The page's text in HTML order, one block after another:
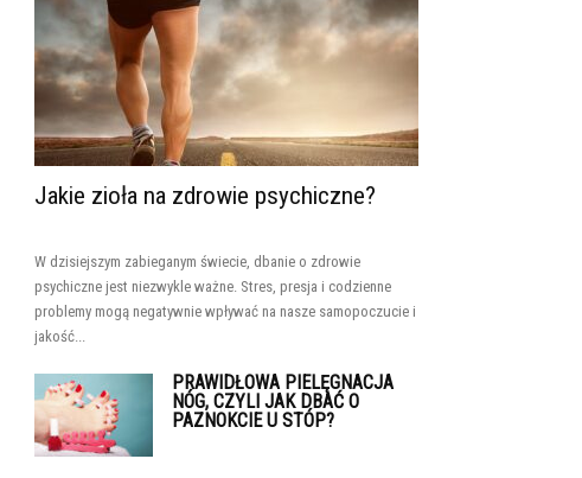
Jakie zioła na zdrowie psychiczne?
W dzisiejszym zabieganym świecie, dbanie o zdrowie
psychiczne jest niezwykle ważne. Stres, presja i codzienne
problemy mogą negatywnie wpływać na nasze samopoczucie i
jakość...
PRAWIDŁOWA PIELĘGNACJA
NÓG, CZYLI JAK DBAĆ O
PAZNOKCIE U STÓP?